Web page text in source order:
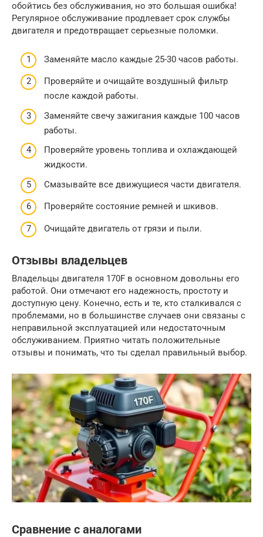
обойтись без обслуживания, но это большая ошибка!
Регулярное обслуживание продлевает срок службы
двигателя и предотвращает серьезные поломки.
Заменяйте масло каждые 25-30 часов работы.
Проверяйте и очищайте воздушный фильтр
после каждой работы.
Заменяйте свечу зажигания каждые 100 часов
работы.
Проверяйте уровень топлива и охлаждающей
жидкости.
Смазывайте все движущиеся части двигателя.
Проверяйте состояние ремней и шкивов.
Очищайте двигатель от грязи и пыли.
Отзывы владельцев
Владельцы двигателя 170F в основном довольны его
работой. Они отмечают его надежность, простоту и
доступную цену. Конечно, есть и те, кто сталкивался с
проблемами, но в большинстве случаев они связаны с
неправильной эксплуатацией или недостаточным
обслуживанием. Приятно читать положительные
отзывы и понимать, что ты сделал правильный выбор.
Сравнение с аналогами